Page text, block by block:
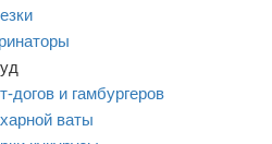
догов и гамбургеров
ваты